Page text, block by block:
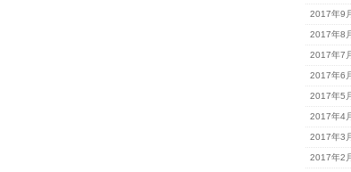
2017年9
2017年8
2017年7
2017年6
2017年5
2017年4
2017年3
2017年2